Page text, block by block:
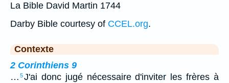
La Bible David Martin 1744
Darby Bible courtesy of CCEL.org.
Contexte
2 Corinthiens 9
… 5J'ai donc jugé nécessaire d'inviter les frères à